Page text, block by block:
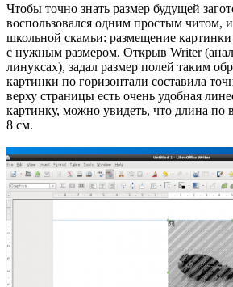
Чтобы точно знать размер будущей
воспользовался одним простым читом,
школьной скамьи: размещение картинки
с нужным размером. Открыв Writer
линуксах), задал размер полей таким
картинки по горизонтали составила
верху страницы есть очень удобная
картинку, можно увидеть, что длина по
8 см.